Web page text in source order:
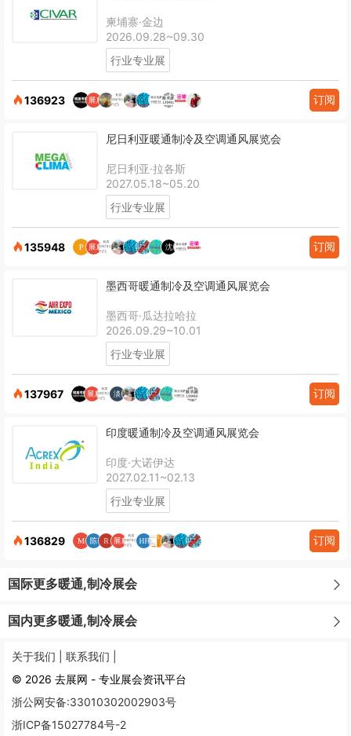
柬埔寨·金边
2026.09.28~09.30
行业专业展
136923 订阅
尼日利亚暖通制冷及空调通风展览会
尼日利亚·拉各斯
2027.05.18~05.20
行业专业展
135948 订阅
墨西哥暖通制冷及空调通风展览会
墨西哥·瓜达拉哈拉
2026.09.29~10.01
行业专业展
137967 订阅
印度暖通制冷及空调通风展览会
印度·大诺伊达
2027.02.11~02.13
行业专业展
136829 订阅
国际更多暖通,制冷展会
国内更多暖通,制冷展会
关于我们 | 联系我们 |
© 2026 去展网 - 专业展会资讯平台
浙公网安备:33010302002903号
浙ICP备15027784号-2